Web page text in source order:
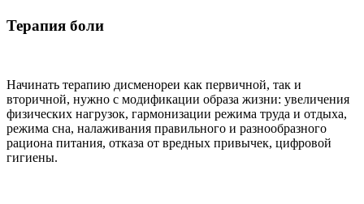
Терапия боли
Начинать терапию дисменореи как первичной, так и
вторичной, нужно с модификации образа жизни: увеличения
физических нагрузок, гармонизации режима труда и отдыха,
режима сна, налаживания правильного и разнообразного
рациона питания, отказа от вредных привычек, цифровой
гигиены.